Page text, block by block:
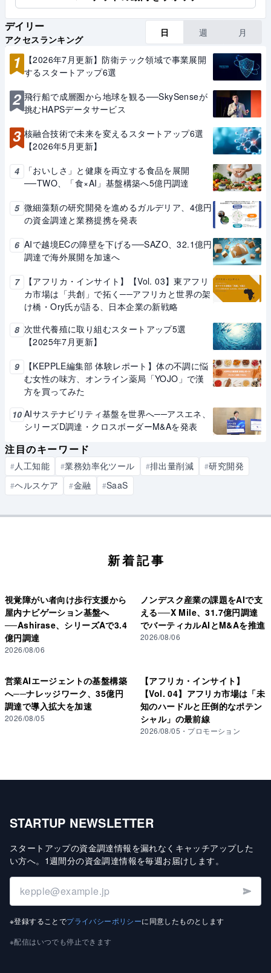
デイリー
アクセスランキング
日 週 月
1
【2026年7月更新】防衛テック領域で事業展開
するスタートアップ6選
2 飛行船で成層圏から地球を観る──SkySenseが
挑むHAPSデータサービス
3 核融合技術で未来を変えるスタートアップ6選
【2026年5月更新】
4
「おいしさ」と健康を両立する食品を展開
──TWO、「食×AI」基盤構築へ5億円調達
5 微細藻類の研究開発を進めるガルデリア、4億円
の資金調達と業務提携を発表
6 AIで越境ECの障壁を下げる──SAZO、32.1億円
調達で海外展開を加速へ
7
【アフリカ・インサイト】【Vol. 03】東アフリ
カ市場は「共創」で拓く──アフリカと世界の架
け橋・Ory氏が語る、日本企業の新戦略
8 次世代養殖に取り組むスタートアップ5選
【2025年7月更新】
9
【KEPPLE編集部 体験レポート】体の不調に悩
む女性の味方、オンライン薬局「YOJO」で漢
方を買ってみた
10 AIサステナビリティ基盤を世界へ──アスエネ、
シリーズD調達・クロスボーダーM&Aを発表
注目のキーワード
#人工知能 #業務効率化ツール #排出量削減 #研究開発
#ヘルスケア #金融 #SaaS
新着記事
視覚障がい者向け歩行支援から
屋内ナビゲーション基盤へ
──Ashirase、シリーズAで3.4
億円調達
2026/08/06
ノンデスク産業の課題をAIで支
える──X Mile、31.7億円調達
でバーティカルAIとM&Aを推進
2026/08/06
営業AIエージェントの基盤構築
へ──ナレッジワーク、35億円
調達で導入拡大を加速
2026/08/05
【アフリカ・インサイト】
【Vol. 04】アフリカ市場は「未
知のハードルと圧倒的なポテン
シャル」の最前線
2026/08/05 ・ プロモーション
STARTUP NEWSLETTER
スタートアップの資金調達情報を漏れなくキャッチアップした
い方へ。 1週間分の資金調達情報を毎週お届けします 。
※登録することでプライバシーポリシーに同意したものとします
※配信はいつでも停止できます